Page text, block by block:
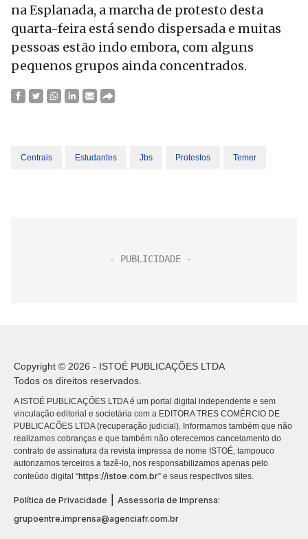
na Esplanada, a marcha de protesto desta
quarta-feira está sendo dispersada e muitas
pessoas estão indo embora, com alguns
pequenos grupos ainda concentrados.
Centrais Estudantes Jbs Protestos Temer
Copyright © 2026 - ISTOÉ PUBLICAÇÕES LTDA
Todos os direitos reservados.
A ISTOÉ PUBLICAÇÕES LTDA é um portal digital independente e sem
vinculação editorial e societária com a EDITORA TRES COMÉRCIO DE
PUBLICACÕES LTDA (recuperação judicial). Informamos também que não
realizamos cobranças e que também não oferecemos cancelamento do
contrato de assinatura da revista impressa de nome ISTOÉ, tampouco
autorizamos terceiros a fazê-lo, nos responsabilizamos apenas pelo
conteúdo digital “https://istoe.com.br” e seus respectivos sites.
Política de Privacidade
Assessoria de Imprensa:
grupoentre.imprensa@agenciafr.com.br